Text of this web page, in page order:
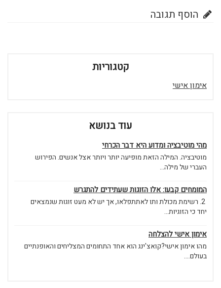
הוסף תגובה
קטגוריות
אימון אישי
עוד בנושא
מהי מוטיבציה ומדוע היא דבר הכרחי
מוטיבציה. המילה הזאת מופיעה יותר ויותר אצל אנשים. הפירוש
העברי של מילה...
המומחים קבעו: אלו הזוגות שעתידים להתגרש
2. רשימת מכולת ותו לאתתפלאו, אך יש לא מעט זוגות שנמצאים
יחד כי הזוגיות...
אימון אישי להצלחה
מהו אימון אישי?קואצ'ינג הוא אחד התחומים המצליחים והאופנתיים
בעולם....